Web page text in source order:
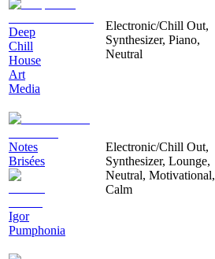
Deep
Chill
House
Art
Media
Electronic/Chill Out,
Synthesizer, Piano,
Neutral
Notes
Brisées
Igor
Pumphonia
Electronic/Chill Out,
Synthesizer, Lounge,
Neutral, Motivational,
Calm